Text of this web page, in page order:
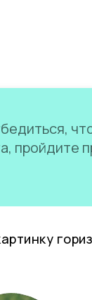
пройдите